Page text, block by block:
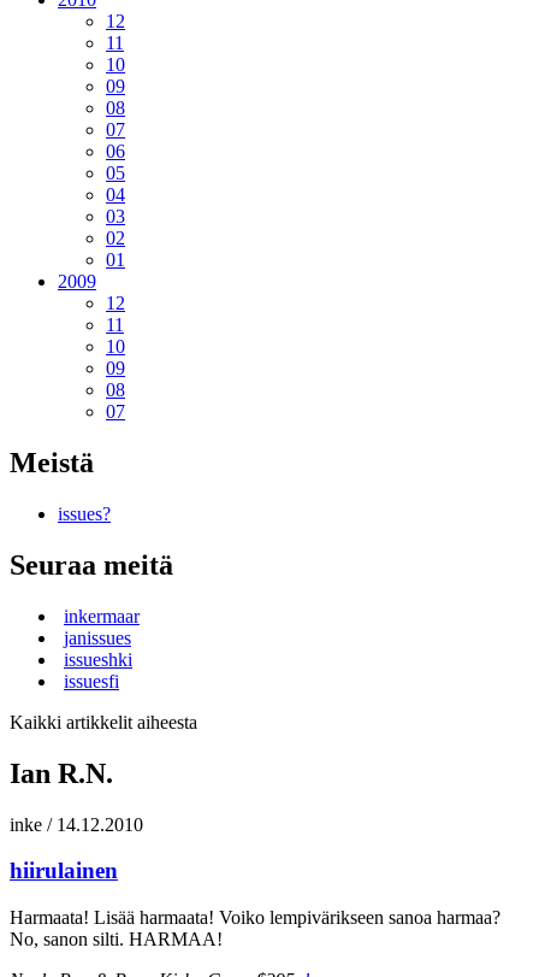
12
11
10
09
08
07
06
05
04
03
02
01
2009
12
11
10
09
08
07
Meistä
issues?
Seuraa meitä
inkermaar
janissues
issueshki
issuesfi
Kaikki artikkelit aiheesta
Ian R.N.
inke / 14.12.2010
hiirulainen
Harmaata! Lisää harmaata! Voiko lempivärikseen sanoa harmaa?
No, sanon silti. HARMAA!